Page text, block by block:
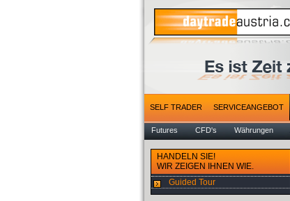
SELF TRADER SERVICEANGEBOT
Futures CFD's Währungen
HANDELN SIE!
WIR ZEIGEN IHNEN WIE.
Guided Tour